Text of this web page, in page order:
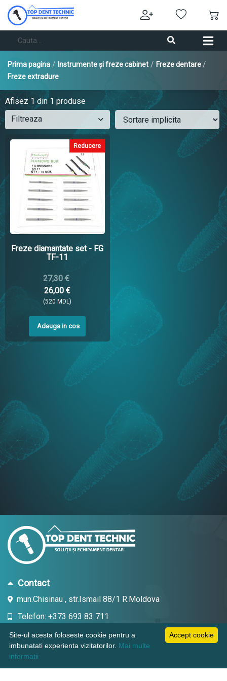
Prima pagina / Instrumente și freze cabinet / Freze dentare/
Freze extradure
Afisez 1din 1 produse
Filtreaza
Reducere
Freze diamantate set - FG
TF-11
27,30 €
26,00 €
(520 MDL)
Adauga in cos
Contact
mun.Chisinau , str.Ismail 88/1 R.Moldova
Telefon: +373 693 83 711
Email: topdent.technic@gmail.com
Accept cookie
Site-ul acesta foloseste cookie pentru a
imbunatati experienta vizitatorilor. Mai multe
informatii